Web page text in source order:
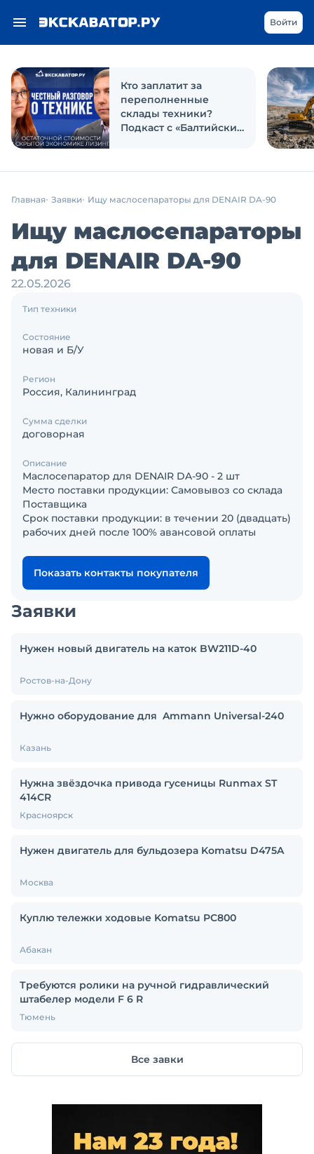
Войти
Кто заплатит за
переполненные
склады техники?
Подкаст с «Балтийским
Главная Заявки Ищу маслосепараторы для DENAIR DA-90
Ищу маслосепараторы
для DENAIR DA-90
22.05.2026
Тип техники
Состояние
новая и Б/У
Регион
Россия, Калининград
Сумма сделки
договорная
Описание
Маслосепаратор для DENAIR DA-90 - 2 шт
Место поставки продукции: Самовывоз со склада
Поставщика
Срок поставки продукции: в течении 20 (двадцать)
рабочих дней после 100% авансовой оплаты
Показать контакты покупателя
Заявки
Нужен новый двигатель на каток BW211D-40
Ростов-на-Дону
Нужно оборудование для Ammann Universal-240
Казань
Нужна звёздочка привода гусеницы Runmax ST
414CR
Красноярск
Нужен двигатель для бульдозера Komatsu D475A
Москва
Куплю тележки ходовые Komatsu PC800
Абакан
Требуются ролики на ручной гидравлический
штабелер модели F 6 R
Тюмень
Все завки